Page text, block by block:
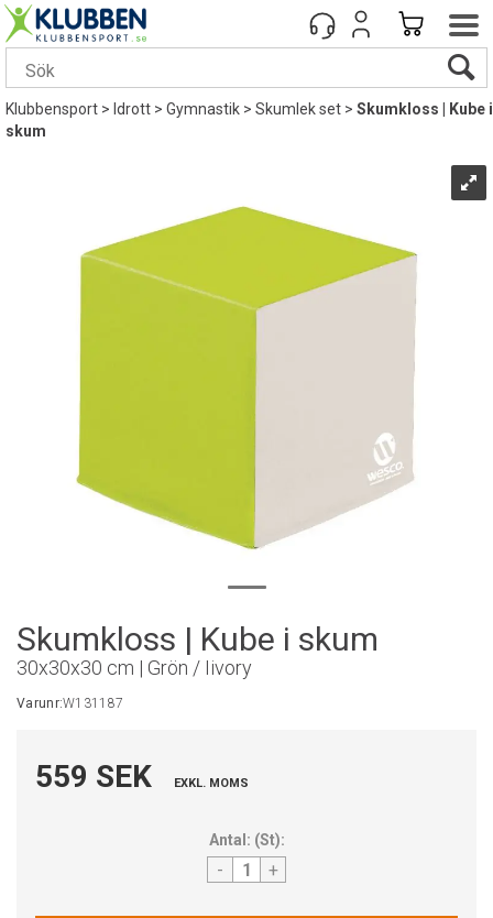
Klubbensport> Idrott>Gymnastik>Skumlek set>Skumkloss | Kube i
skum
Skumkloss | Kube i skum
30x30x30 cm | Grön / Iivory
Varunr:W131187
559 SEK EXKL. MOMS
Antal: (St):
- +